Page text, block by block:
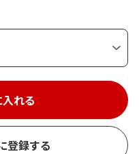
れる
登録する